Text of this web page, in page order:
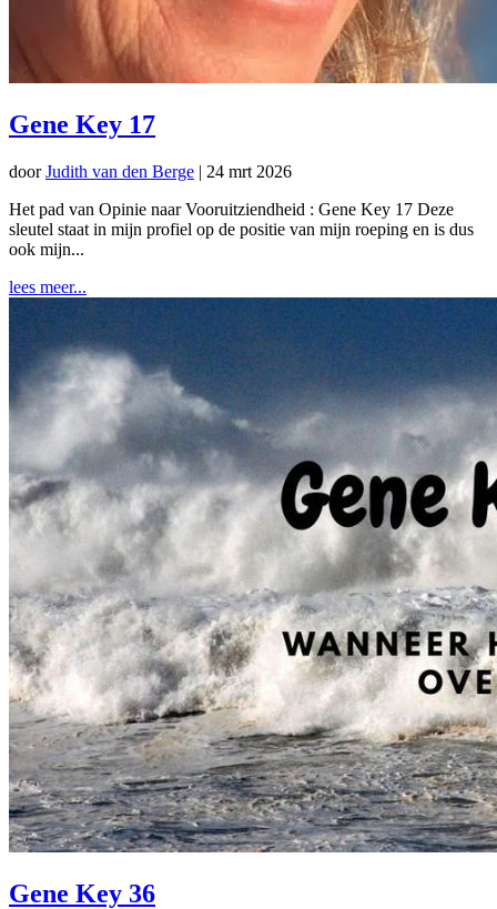
Gene Key 17
doorJudith van den Berge | 24 mrt 2026
Het pad van Opinie naar Vooruitziendheid : Gene Key 17 Deze
sleutel staat in mijn profiel op de positie van mijn roeping en is dus
ook mijn...
lees meer...
Gene Key 36